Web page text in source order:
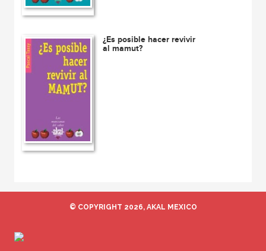
¿Es posible hacer revivir
al mamut?
© COPYRIGHT 2026, AKAL MEXICO